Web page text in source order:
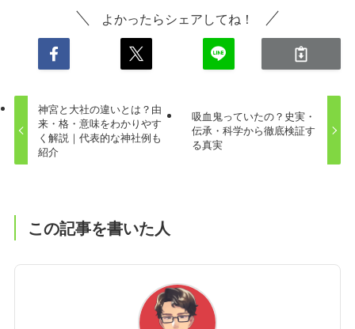
よかったらシェアしてね！
神宮と大社の違いとは？由
来・格・意味をわかりやす
く解説｜代表的な神社例も
紹介
吸血鬼っていたの？史実・
伝承・科学から徹底検証す
る真実
この記事を書いた人